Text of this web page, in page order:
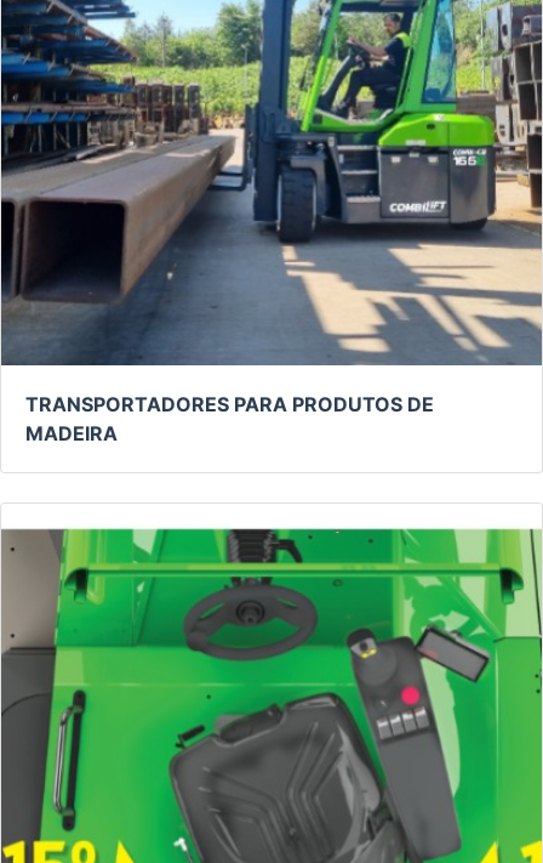
TRANSPORTADORES PARA PRODUTOS DE
MADEIRA